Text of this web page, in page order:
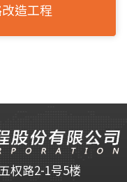
造工程
权路2-1号5楼